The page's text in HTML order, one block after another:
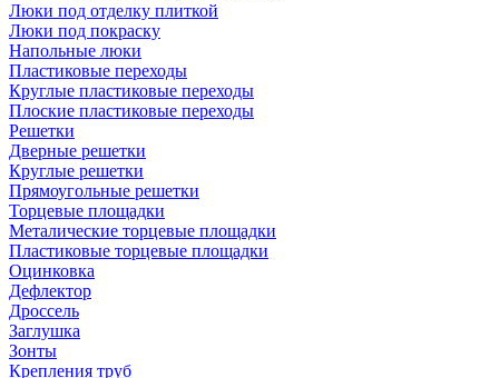
Люки под отделку плиткой
Люки под покраску
Напольные люки
Пластиковые переходы
Круглые пластиковые переходы
Плоские пластиковые переходы
Решетки
Дверные решетки
Круглые решетки
Прямоугольные решетки
Торцевые площадки
Металические торцевые площадки
Пластиковые торцевые площадки
Оцинковка
Дефлектор
Дроссель
Заглушка
Зонты
Крепления труб